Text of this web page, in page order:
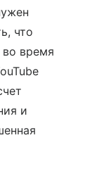
что
время
и